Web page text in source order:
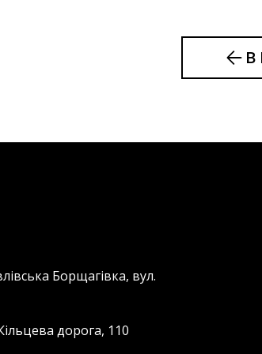
В
Борщагівка, вул.
дорога, 110